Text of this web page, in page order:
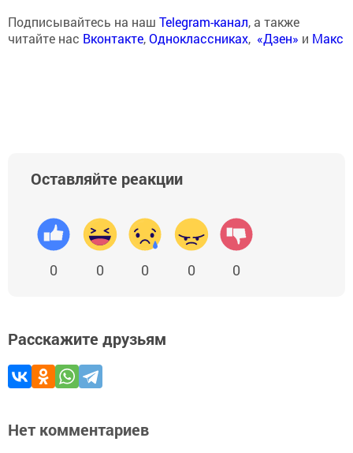
Подписывайтесь на наш Telegram-канал, а также
читайте нас Вконтакте,Одноклассниках, «Дзен» и Макс
Оставляйте реакции
0 0 0 0 0
Расскажите друзьям
Нет комментариев